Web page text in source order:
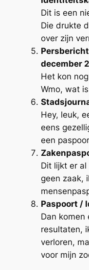
Dit is een
Die drukte
over zijn
december
Het kon
Wmo, wat
Hey, leuk,
eens
een
Dit lijkt er
geen zaak,
Paspoort /
Dan komen
resultaten,
verloren,
voor mijn